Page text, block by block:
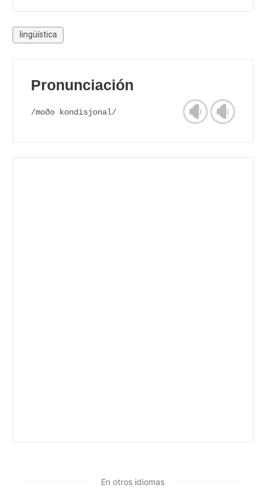
lingüística
Pronunciación
/moðo kondisjonal/
En otros idiomas